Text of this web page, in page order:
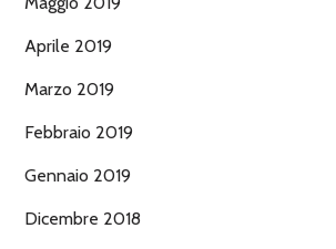
Aprile 2019
Marzo 2019
Febbraio 2019
Gennaio 2019
Dicembre 2018